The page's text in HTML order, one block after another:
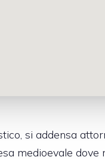
si addensa
medioevale dove